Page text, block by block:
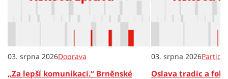
03. srpna 2026Doprava
„Za lepší komunikaci.“ Brněnské
03. srpna 2026
Oslava tradic a